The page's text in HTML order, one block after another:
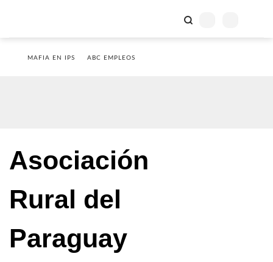
MAFIA EN IPS ABC EMPLEOS
Asociación
Rural del
Paraguay